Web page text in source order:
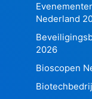
Nederland
2026
Bioscopen